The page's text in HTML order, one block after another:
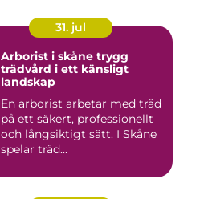
31. jul
Arborist i skåne trygg
trädvård i ett känsligt
landskap
En arborist arbetar med träd
på ett säkert, professionellt
och långsiktigt sätt. I Skåne
spelar träd...